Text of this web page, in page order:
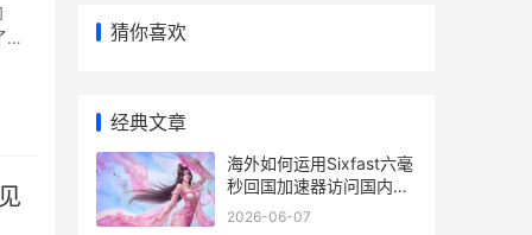
猜你喜欢
经典文章
海外如何运用Sixfast六毫
秒回国加速器访问国内网
站 我们应该如何借鉴国外
2026-06-07